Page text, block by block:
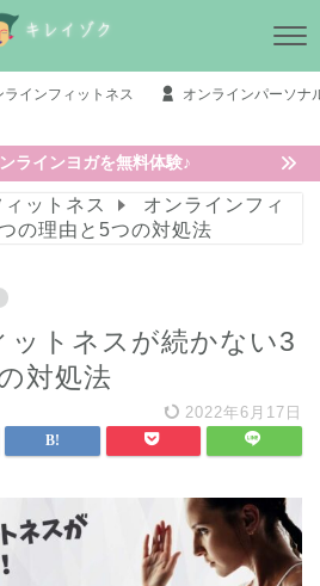
ラインフィットネス オンラインパーソナ
ラインヨガを無料体験♪
ットネス
オンラインフィ
の理由と5つの対処法
ットネスが続かない3
対処法
2022年6月17日